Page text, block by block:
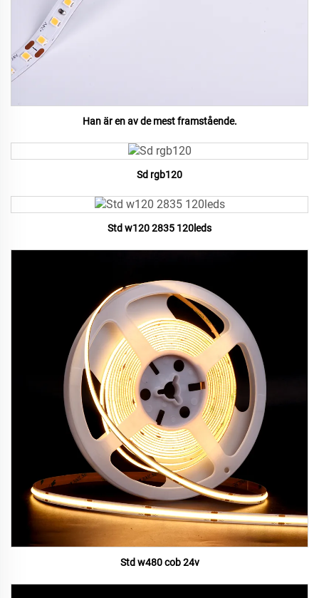
Han är en av de mest framstående.
Sd rgb120
Std w120 2835 120leds
Std w480 cob 24v